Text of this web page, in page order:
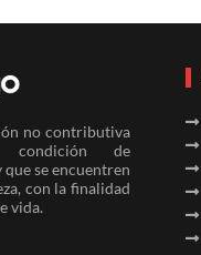
no contributiva
de
que se encuentren
con la finalidad
vida.